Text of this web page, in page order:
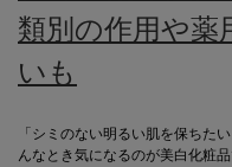
類別の作用や薬
いも
「シミのない明るい肌を保ちた
んなとき気になるのが美白化粧